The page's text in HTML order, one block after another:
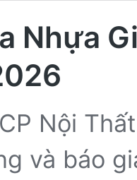
Nhựa
Nội
và báo